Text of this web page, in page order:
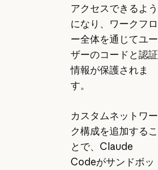
アクセスできるよう
になり、ワークフロ
ー全体を通じてユー
ザーのコードと認証
情報が保護されま
す。
カスタムネットワー
ク構成を追加するこ
とで、Claude
Codeがサンドボッ